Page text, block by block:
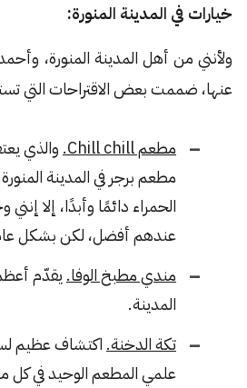
خيارات في المدينة المنورة:
ولأنني من أهل المدينة المنورة،
عنها، ضممت بعض الاقتراحات التي
مطعم Chill chill.
والذي
مطعم برجر في المدينة
الحمراء دائمًا وأبدًا، إلا
عندهم أفضل، لكن بشكل
مندي مطبخ الوفا. يقدّم
المدينة.
تكة الدخنة. اكتشاف عظيم
علمي المطعم الوحيد في كل